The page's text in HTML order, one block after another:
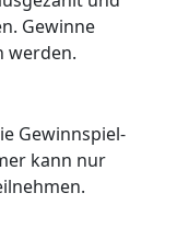
Gewinne
werden.
Gewinnspiel-
kann nur